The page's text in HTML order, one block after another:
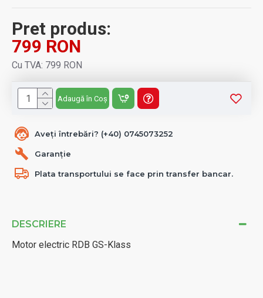
DESCRIERE
Motor electric RDB GS-Klass
Aveți întrebări? (+40) 0745073252
Garanție
Plata transportului se face prin transfer bancar.
Pret produs:
799 RON
Cu TVA: 799 RON
Adaugă în Coș